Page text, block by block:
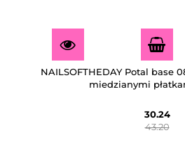
NAILSOFTHEDAY Potal base
miedzianymi
30.24
43.20